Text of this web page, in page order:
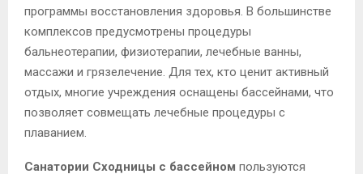
программы восстановления здоровья. В большинстве
комплексов предусмотрены процедуры
бальнеотерапии, физиотерапии, лечебные ванны,
массажи и грязелечение. Для тех, кто ценит активный
отдых, многие учреждения оснащены бассейнами, что
позволяет совмещать лечебные процедуры с
плаванием.
Санатории Сходницы с бассейном пользуются